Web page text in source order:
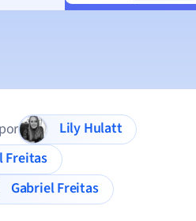
Lily Hulatt
Freitas
Gabriel Freitas